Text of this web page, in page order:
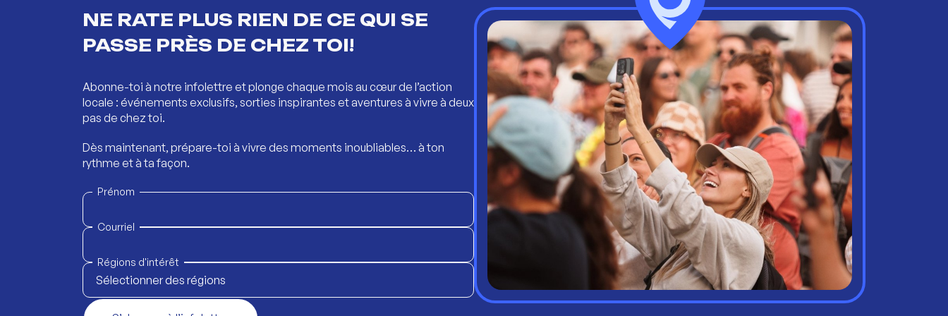
NE RATE PLUS RIEN DE CE QUI SE
PASSE PRÈS DE CHEZ TOI!
Abonne-toi à notre infolettre et plonge chaque mois au cœur de l’action
locale : événements exclusifs, sorties inspirantes et aventures à vivre à deux
pas de chez toi.
Dès maintenant, prépare-toi à vivre des moments inoubliables… à ton
rythme et à ta façon.
Prénom
Courriel
Régions d'intérêt
Sélectionner des régions